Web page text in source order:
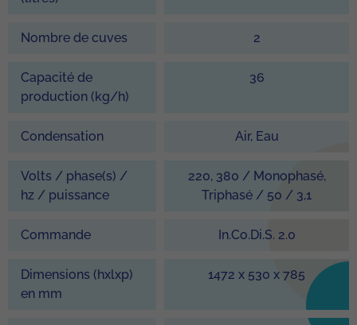
Nombre de cuves 2
Capacité de
production (kg/h)
36
Condensation Air, Eau
Volts / phase(s) /
hz / puissance
220, 380 / Monophasé,
Triphasé / 50 / 3,1
Commande In.Co.Di.S. 2.0
Dimensions (hxlxp)
en mm
1472 x 530 x 785